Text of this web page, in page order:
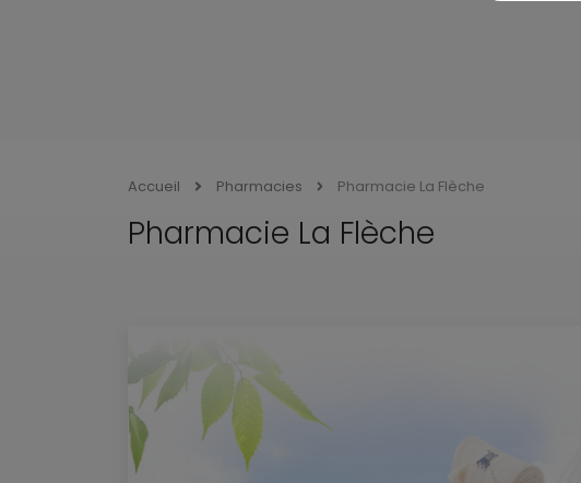
Accueil Pharmacies Pharmacie La Flèche
Pharmacie La Flèche